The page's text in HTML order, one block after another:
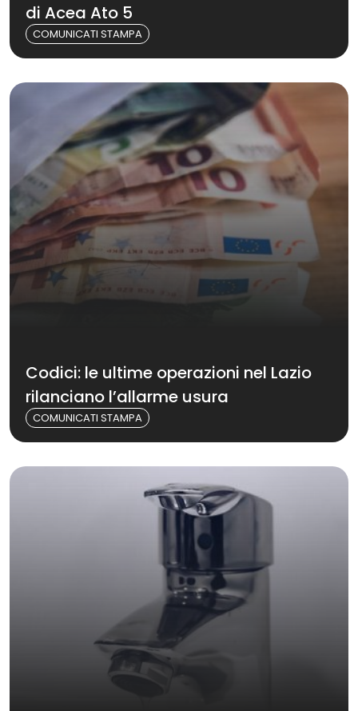
di Acea Ato 5
COMUNICATI STAMPA
Codici: le ultime operazioni nel Lazio
rilanciano l’allarme usura
COMUNICATI STAMPA